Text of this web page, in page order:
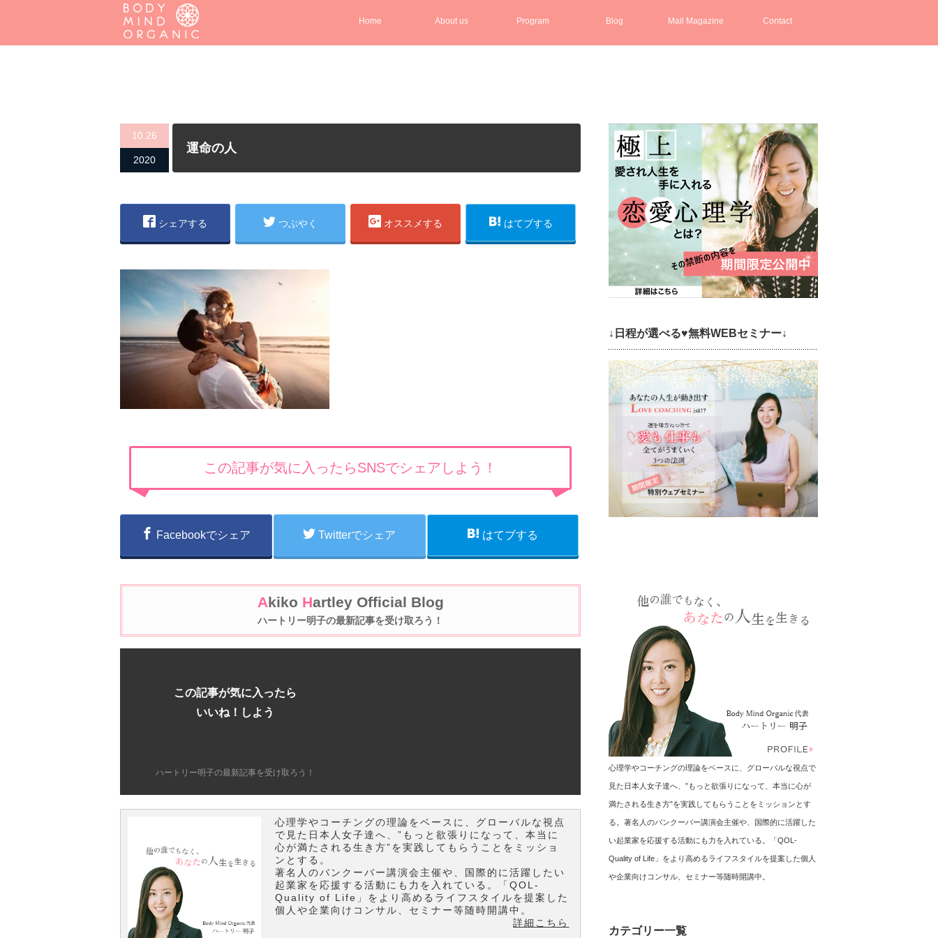
Home About us Program Blog Mail Magazine Contact
10.26
2020
運命の人
シェアする つぶやく オススメする はてブする
この記事が気に入ったらSNSでシェアしよう！
Facebookでシェア Twitterでシェア はてブする
Akiko Hartley Official Blog
ハートリー明子の最新記事を受け取ろう！
この記事が気に入ったら
いいね！しよう
ハートリー明子の最新記事を受け取ろう！
心理学やコーチングの理論をベースに、グローバルな視点
で見た日本人女子達へ、”もっと欲張りになって、本当に
心が満たされる生き方”を実践してもらうことをミッショ
ンとする。
著名人のバンクーバー講演会主催や、国際的に活躍したい
起業家を応援する活動にも力を入れている。「QOL-
Quality of Life」をより高めるライフスタイルを提案した
個人や企業向けコンサル、セミナー等随時開講中。
詳細こちら
↓日程が選べる♥無料WEBセミナー↓
心理学やコーチングの理論をベースに、グローバルな視点で
見た日本人女子達へ、”もっと欲張りになって、本当に心が
満たされる生き方”を実践してもらうことをミッションとす
る。著名人のバンクーバー講演会主催や、国際的に活躍した
い起業家を応援する活動にも力を入れている。「QOL-
Quality of Life」をより高めるライフスタイルを提案した個人
や企業向けコンサル、セミナー等随時開講中。
カテゴリー一覧